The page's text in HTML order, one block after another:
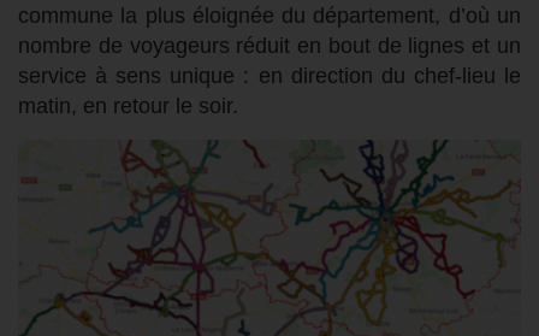
commune la plus éloignée du département, d’où un
nombre de voyageurs réduit en bout de lignes et un
service à sens unique : en direction du chef-lieu le
matin, en retour le soir.